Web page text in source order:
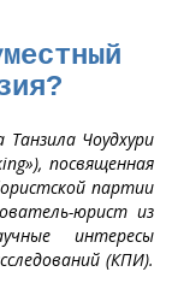
Чоудхури
посвященная
партии
юрист из
интересы
(КПИ).